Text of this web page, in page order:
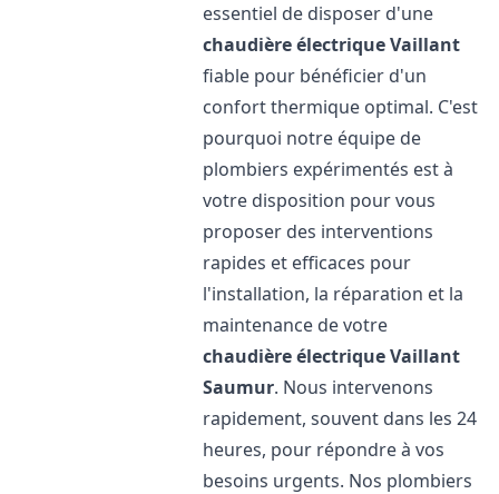
essentiel de disposer d'une
chaudière électrique Vaillant
fiable pour bénéficier d'un
confort thermique optimal. C'est
pourquoi notre équipe de
plombiers expérimentés est à
votre disposition pour vous
proposer des interventions
rapides et efficaces pour
l'installation, la réparation et la
maintenance de votre
chaudière électrique Vaillant
Saumur. Nous intervenons
rapidement, souvent dans les 24
heures, pour répondre à vos
besoins urgents. Nos plombiers